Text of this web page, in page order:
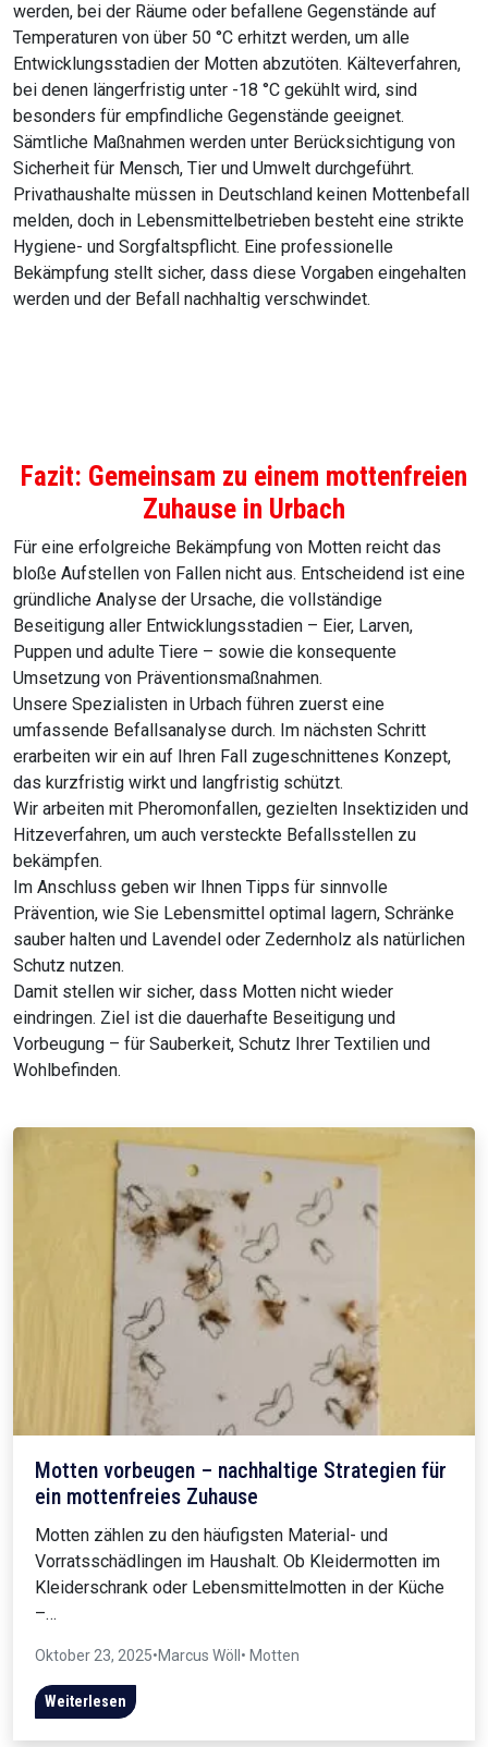
werden, bei der Räume oder befallene Gegenstände auf
Temperaturen von über 50 °C erhitzt werden, um alle
Entwicklungsstadien der Motten abzutöten. Kälteverfahren,
bei denen längerfristig unter -18 °C gekühlt wird, sind
besonders für empfindliche Gegenstände geeignet.
Sämtliche Maßnahmen werden unter Berücksichtigung von
Sicherheit für Mensch, Tier und Umwelt durchgeführt.
Privathaushalte müssen in Deutschland keinen Mottenbefall
melden, doch in Lebensmittelbetrieben besteht eine strikte
Hygiene- und Sorgfaltspflicht. Eine professionelle
Bekämpfung stellt sicher, dass diese Vorgaben eingehalten
werden und der Befall nachhaltig verschwindet.
Fazit: Gemeinsam zu einem mottenfreien
Zuhause in Urbach
Für eine erfolgreiche Bekämpfung von Motten reicht das
bloße Aufstellen von Fallen nicht aus. Entscheidend ist eine
gründliche Analyse der Ursache, die vollständige
Beseitigung aller Entwicklungsstadien – Eier, Larven,
Puppen und adulte Tiere – sowie die konsequente
Umsetzung von Präventionsmaßnahmen.
Unsere Spezialisten in Urbach führen zuerst eine
umfassende Befallsanalyse durch. Im nächsten Schritt
erarbeiten wir ein auf Ihren Fall zugeschnittenes Konzept,
das kurzfristig wirkt und langfristig schützt.
Wir arbeiten mit Pheromonfallen, gezielten Insektiziden und
Hitzeverfahren, um auch versteckte Befallsstellen zu
bekämpfen.
Im Anschluss geben wir Ihnen Tipps für sinnvolle
Prävention, wie Sie Lebensmittel optimal lagern, Schränke
sauber halten und Lavendel oder Zedernholz als natürlichen
Schutz nutzen.
Damit stellen wir sicher, dass Motten nicht wieder
eindringen. Ziel ist die dauerhafte Beseitigung und
Vorbeugung – für Sauberkeit, Schutz Ihrer Textilien und
Wohlbefinden.
Motten vorbeugen – nachhaltige Strategien für
ein mottenfreies Zuhause
Motten zählen zu den häufigsten Material- und
Vorratsschädlingen im Haushalt. Ob Kleidermotten im
Kleiderschrank oder Lebensmittelmotten in der Küche
–…
Oktober 23, 2025•Marcus Wöll • Motten
Weiterlesen